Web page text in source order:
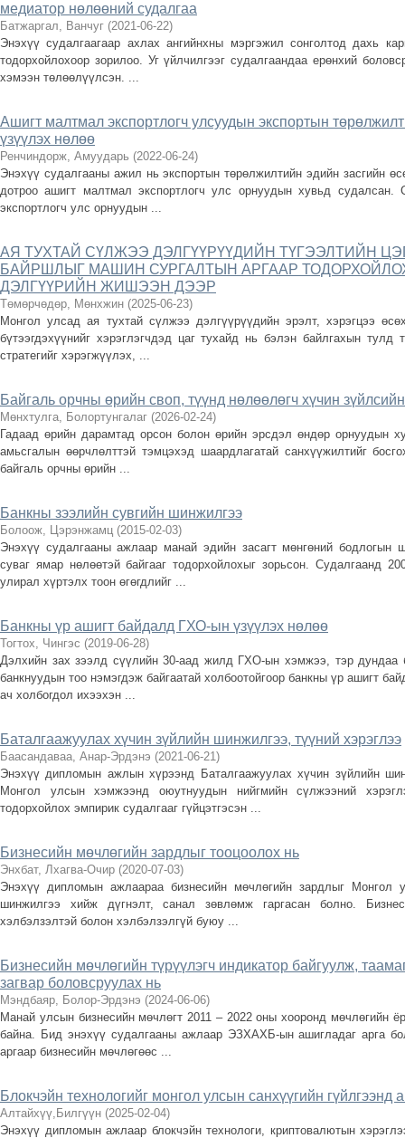
медиатор нөлөөний судалгаа
Батжаргал, Ванчуг (2021-06-22)
Энэхүү судалгаагаар ахлах ангийнхны мэргэжил сонголтод дахь
тодорхойлохоор зорилоо. Уг үйлчилгээг судалгаандаа ерөнхий
хэмээн төлөөлүүлсэн. ...
Ашигт малтмал экспортлогч улсуудын экспортын
үзүүлэх нөлөө
Ренчиндорж, Амуударь (2022-06-24)
Энэхүү судалгааны ажил нь экспортын төрөлжилтийн эдийн засгийн
дотроо ашигт малтмал экспортлогч улс орнуудын хувьд судалсан.
экспортлогч улс орнуудын ...
АЯ ТУХТАЙ СҮЛЖЭЭ ДЭЛГҮҮРҮҮДИЙН ТҮГЭЭЛТИЙН
БАЙРШЛЫГ МАШИН СУРГАЛТЫН АРГААР
ДЭЛГҮҮРИЙН ЖИШЭЭН ДЭЭР
Төмөрчөдөр, Мөнхжин (2025-06-23)
Монгол улсад ая тухтай сүлжээ дэлгүүрүүдийн эрэлт, хэрэгцээ
бүтээгдэхүүнийг хэрэглэгчдэд цаг тухайд нь бэлэн байлгахын тулд
стратегийг хэрэгжүүлэх, ...
Байгаль орчны өрийн своп, түүнд нөлөөлөгч хүчин
Мөнхтулга, Болортунгалаг (2026-02-24)
Гадаад өрийн дарамтад орсон болон өрийн эрсдэл өндөр орнуудын
амьсгалын өөрчлөлттэй тэмцэхэд шаардлагатай санхүүжилтийг
байгаль орчны өрийн ...
Банкны зээлийн сувгийн шинжилгээ
Болоож, Цэрэнжамц (2015-02-03)
Энэхүү судалгааны ажлаар манай эдийн засагт мөнгөний бодлогын
суваг ямар нөлөөтэй байгааг тодорхойлохыг зорьсон. Судалгаанд
улирал хүртэлх тоон өгөгдлийг ...
Банкны үр ашигт байдалд ГХО-ын үзүүлэх нөлөө
Тогтох, Чингэс (2019-06-28)
Дэлхийн зах зээлд сүүлийн 30-аад жилд ГХО-ын хэмжээ, тэр дундаа
банкнуудын тоо нэмэгдэж байгаатай холбоотойгоор банкны үр ашигт
ач холбогдол ихээхэн ...
Баталгаажуулах хүчин зүйлийн шинжилгээ, түүний хэрэглээ
Баасандаваа, Анар-Эрдэнэ (2021-06-21)
Энэхүү дипломын ажлын хүрээнд Баталгаажуулах хүчин зүйлийн
Монгол улсын хэмжээнд оюутнуудын нийгмийн сүлжээний
тодорхойлох эмпирик судалгааг гүйцэтгэсэн ...
Бизнесийн мөчлөгийн зардлыг тооцоолох нь
Энхбат, Лхагва-Очир (2020-07-03)
Энэхүү дипломын ажлаараа бизнесийн мөчлөгийн зардлыг Монгол
шинжилгээ хийж дүгнэлт, санал зөвлөмж гаргасан болно.
хэлбэлзэлтэй болон хэлбэлзэлгүй буюу ...
Бизнесийн мөчлөгийн түрүүлэгч индикатор байгуулж,
загвар боловсруулах нь
Мэндбаяр, Болор-Эрдэнэ (2024-06-06)
Манай улсын бизнесийн мөчлөгт 2011 – 2022 оны хооронд мөчлөгийн
байна. Бид энэхүү судалгааны ажлаар ЭЗХАХБ-ын ашигладаг арга
аргаар бизнесийн мөчлөгөөс ...
Блокчэйн технологийг монгол улсын санхүүгийн
Алтайхүү,Билгүүн (2025-02-04)
Энэхүү дипломын ажлаар блокчэйн технологи, криптовалютын